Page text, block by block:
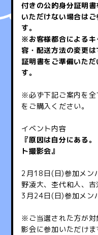
付きの公的身分証明
いただけない場合は
す。
※お客様都合によるキ
容・配送方法の変更
証明書をご準備いた
す。
※必ず下記ご案内を全
をご購入ください。
イベント内容
『原因は自分にある
ト撮影会』
2月18日(日)参加メン
野凌大、杢代和人、吉
3月24日(日)参加メン
※ご当選された方が対
影会に参加いただけま